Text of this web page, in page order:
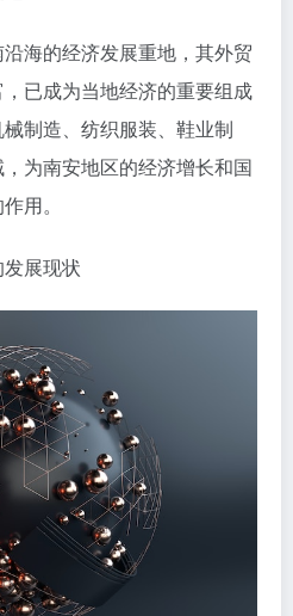
海的经济发展重地，其外贸
已成为当地经济的重要组成
制造、纺织服装、鞋业制
为南安地区的经济增长和国
用。
展现状